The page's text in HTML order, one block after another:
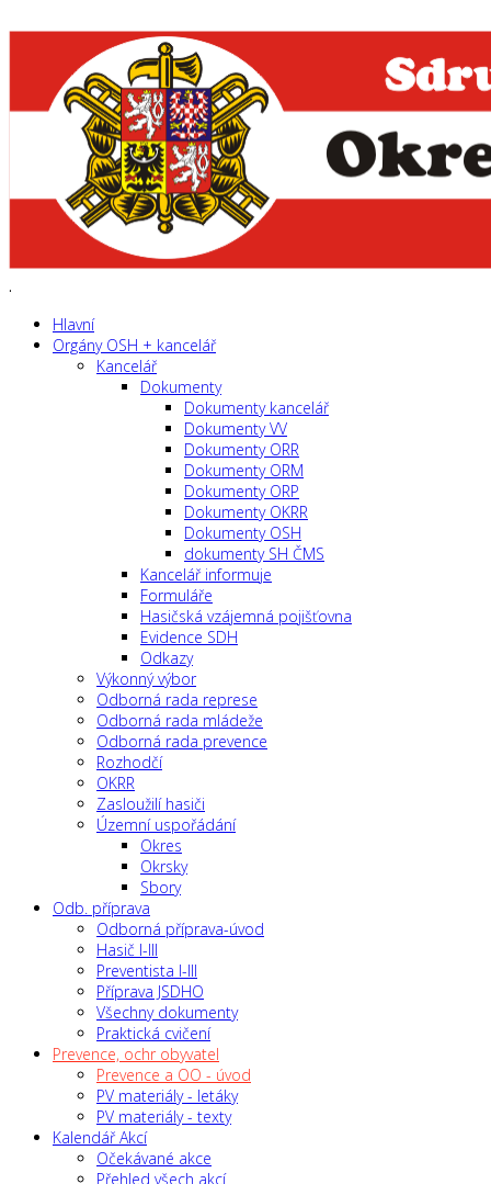
.
Hlavní
Orgány OSH + kancelář
Kancelář
Dokumenty
Dokumenty kancelář
Dokumenty VV
Dokumenty ORR
Dokumenty ORM
Dokumenty ORP
Dokumenty OKRR
Dokumenty OSH
dokumenty SH ČMS
Kancelář informuje
Formuláře
Hasičská vzájemná pojišťovna
Evidence SDH
Odkazy
Výkonný výbor
Odborná rada represe
Odborná rada mládeže
Odborná rada prevence
Rozhodčí
OKRR
Zasloužilí hasiči
Územní uspořádání
Okres
Okrsky
Sbory
Odb. příprava
Odborná příprava-úvod
Hasič I-III
Preventista I-III
Příprava JSDHO
Všechny dokumenty
Praktická cvičení
Prevence, ochr obyvatel
Prevence a OO - úvod
PV materiály - letáky
PV materiály - texty
Kalendář Akcí
Očekávané akce
Přehled všech akcí